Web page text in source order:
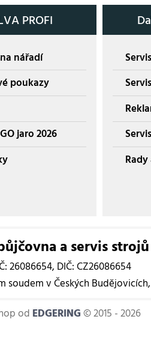
PROFI
nářadí
poukazy
jaro 2026
Servis
a servis
26086654, DIČ: CZ26086654
v Českých Budějovicích,
od EDGERING© 2015 - 2026